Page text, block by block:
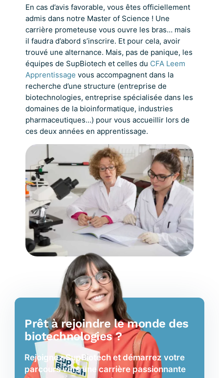
En cas d’avis favorable, vous êtes officiellement
admis dans notre Master of Science ! Une
carrière prometeuse vous ouvre les bras… mais
il faudra d’abord s’inscrire. Et pour cela, avoir
trouvé une alternance. Mais, pas de panique, les
équipes de SupBiotech et celles du CFA Leem
Apprentissage vous accompagnent dans la
recherche d’une structure (entreprise de
biotechnologies, entreprise spécialisée dans les
domaines de la bioinformatique, industries
pharmaceutiques…) pour vous accueillir lors de
ces deux années en apprentissage.
Prêt à rejoindre le monde des
biotechnologies ?
Rejoignez SupBiotech et démarrez votre
parcours vers une carrière passionnante